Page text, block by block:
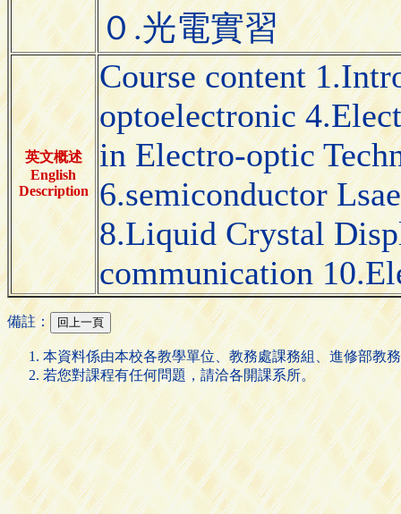
０.光電實習
英文概述
English
Description
Course content
optoelectronic
in Electro-optic
6.semiconductor
8.Liquid Crystal
communication
備註：
本資料係由本校各教學單位、教務處課務組、進修部教
若您對課程有任何問題，請洽各開課系所。